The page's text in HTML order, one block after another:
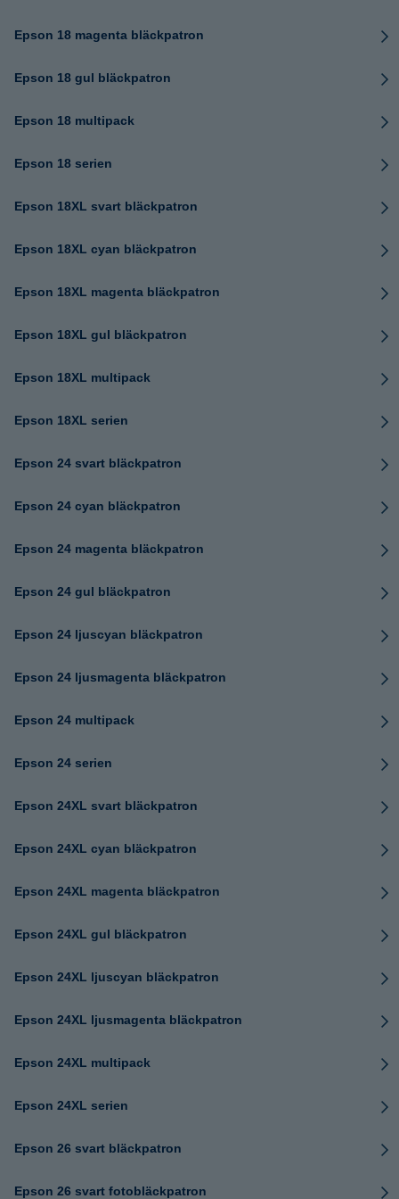
Epson 18 magenta bläckpatron
Epson 18 gul bläckpatron
Epson 18 multipack
Epson 18 serien
Epson 18XL svart bläckpatron
Epson 18XL cyan bläckpatron
Epson 18XL magenta bläckpatron
Epson 18XL gul bläckpatron
Epson 18XL multipack
Epson 18XL serien
Epson 24 svart bläckpatron
Epson 24 cyan bläckpatron
Epson 24 magenta bläckpatron
Epson 24 gul bläckpatron
Epson 24 ljuscyan bläckpatron
Epson 24 ljusmagenta bläckpatron
Epson 24 multipack
Epson 24 serien
Epson 24XL svart bläckpatron
Epson 24XL cyan bläckpatron
Epson 24XL magenta bläckpatron
Epson 24XL gul bläckpatron
Epson 24XL ljuscyan bläckpatron
Epson 24XL ljusmagenta bläckpatron
Epson 24XL multipack
Epson 24XL serien
Epson 26 svart bläckpatron
Epson 26 svart fotobläckpatron